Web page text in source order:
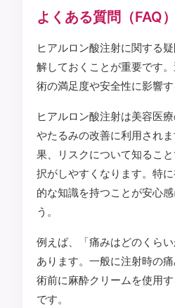
よくある質問（FAQ）
ヒアルロン酸注射に関する
解しておくことが重要です
術の満足度や安全性に影響す
ヒアルロン酸注射は美容医
やたるみの改善に利用され
果、リスクについて知るこ
択がしやすくなります。特
的な知識を持つことが安心
う。
例えば、「痛みはどのくら
あります。一般に注射時の
術前に麻酔クリームを使用
です。